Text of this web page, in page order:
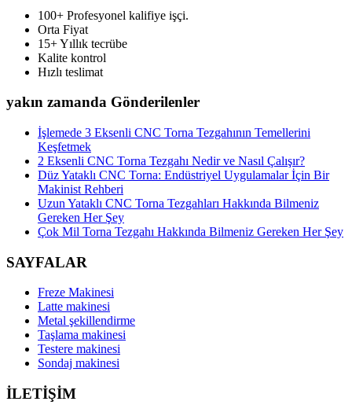
100+ Profesyonel kalifiye işçi.
Orta Fiyat
15+ Yıllık tecrübe
Kalite kontrol
Hızlı teslimat
yakın zamanda Gönderilenler
İşlemede 3 Eksenli CNC Torna Tezgahının Temellerini
Keşfetmek
2 Eksenli CNC Torna Tezgahı Nedir ve Nasıl Çalışır?
Düz Yataklı CNC Torna: Endüstriyel Uygulamalar İçin Bir
Makinist Rehberi
Uzun Yataklı CNC Torna Tezgahları Hakkında Bilmeniz
Gereken Her Şey
Çok Mil Torna Tezgahı Hakkında Bilmeniz Gereken Her Şey
SAYFALAR
Freze Makinesi
Latte makinesi
Metal şekillendirme
Taşlama makinesi
Testere makinesi
Sondaj makinesi
İLETİŞİM